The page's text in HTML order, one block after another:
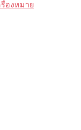
องหมาย